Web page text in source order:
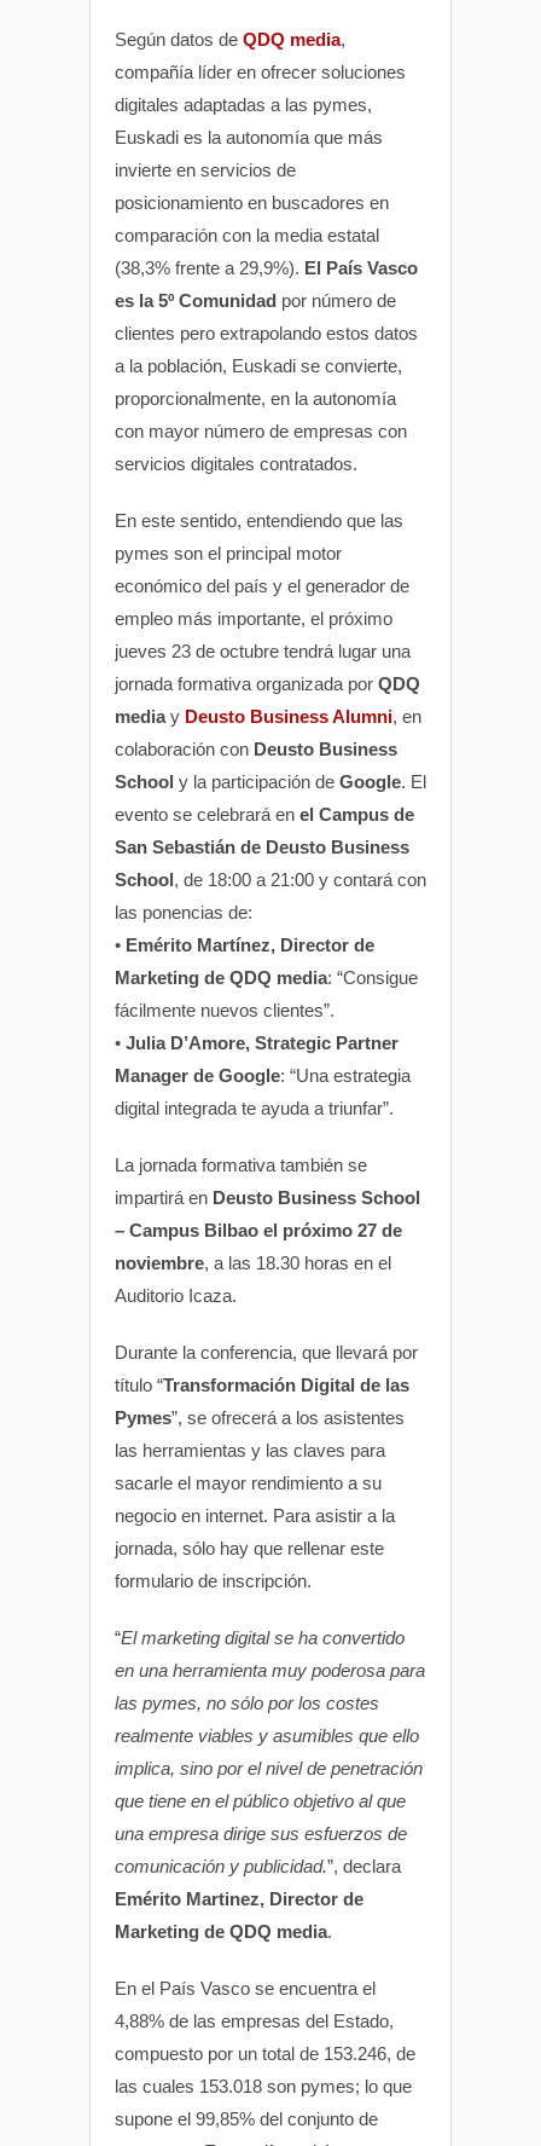
Según datos de QDQ media,
compañía líder en ofrecer soluciones
digitales adaptadas a las pymes,
Euskadi es la autonomía que más
invierte en servicios de
posicionamiento en buscadores en
comparación con la media estatal
(38,3% frente a 29,9%). El País Vasco
es la 5º Comunidad por número de
clientes pero extrapolando estos datos
a la población, Euskadi se convierte,
proporcionalmente, en la autonomía
con mayor número de empresas con
servicios digitales contratados.
En este sentido, entendiendo que las
pymes son el principal motor
económico del país y el generador de
empleo más importante, el próximo
jueves 23 de octubre tendrá lugar una
jornada formativa organizada por QDQ
mediay Deusto Business Alumni, en
colaboración con Deusto Business
School y la participación de Google. El
evento se celebrará en el Campus de
San Sebastián de Deusto Business
School, de 18:00 a 21:00 y contará con
las ponencias de:
• Emérito Martínez, Director de
Marketing de QDQ media: “Consigue
fácilmente nuevos clientes”.
• Julia D’Amore, Strategic Partner
Manager de Google: “Una estrategia
digital integrada te ayuda a triunfar”.
La jornada formativa también se
impartirá en Deusto Business School
– Campus Bilbao el próximo 27 de
noviembre, a las 18.30 horas en el
Auditorio Icaza.
Durante la conferencia, que llevará por
título “Transformación Digital de las
Pymes”, se ofrecerá a los asistentes
las herramientas y las claves para
sacarle el mayor rendimiento a su
negocio en internet. Para asistir a la
jornada, sólo hay que rellenar este
formulario de inscripción.
“El marketing digital se ha convertido
en una herramienta muy poderosa para
las pymes, no sólo por los costes
realmente viables y asumibles que ello
implica, sino por el nivel de penetración
que tiene en el público objetivo al que
una empresa dirige sus esfuerzos de
comunicación y publicidad.”, declara
Emérito Martinez, Director de
Marketing de QDQ media.
En el País Vasco se encuentra el
4,88% de las empresas del Estado,
compuesto por un total de 153.246, de
las cuales 153.018 son pymes; lo que
supone el 99,85% del conjunto de